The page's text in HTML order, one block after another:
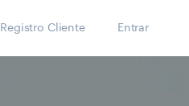
Registro Cliente Entrar